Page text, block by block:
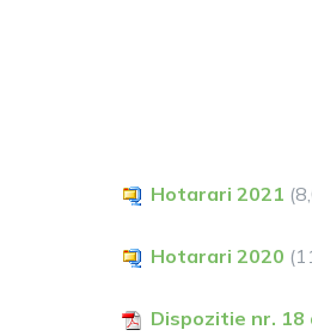
Hotarari 2021
Hotarari 2020
Dispozitie nr. 18